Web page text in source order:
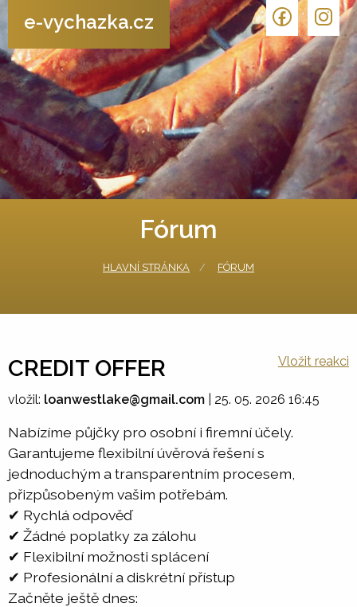
e-vychazka.cz
Fórum
HLAVNÍ STRÁNKA FÓRUM
CREDIT OFFER Vložit reakci
vložil: loanwestlake@gmail.com 25. 05. 2026 16:45
Nabízíme půjčky pro osobní i firemní účely.
Garantujeme flexibilní úvěrová řešení s
jednoduchým a transparentním procesem,
přizpůsobeným vašim potřebám.
✔ Rychlá odpověď
✔ Žádné poplatky za zálohu
✔ Flexibilní možnosti splácení
✔ Profesionální a diskrétní přístup
Začněte ještě dnes: